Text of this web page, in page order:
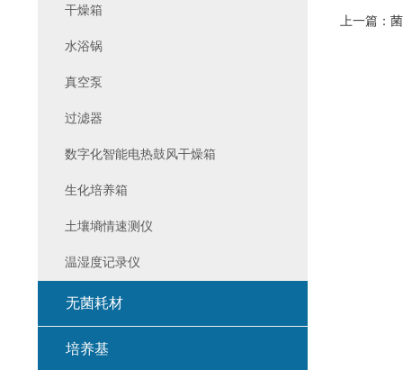
上一篇：
干燥箱
水浴锅
真空泵
过滤器
数字化智能电热鼓风干燥箱
生化培养箱
土壤墒情速测仪
温湿度记录仪
无菌耗材
培养基